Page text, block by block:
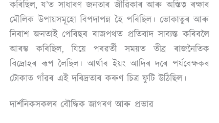
কৰিছিল, য’ত সাধাৰণ জনতাৰ জীৱিকাৰ আৰু অস্তিত্ব ৰক্ষাৰ
মৌলিক উপায়সমূহো বিপদাপন্ন হৈ পৰিছিল। ভোকাতুৰ আৰু
নিৰাশ জনতাই পেৰিছৰ ৰাজপথত প্ৰতিবাদ সাব্যস্ত কৰিবলৈ
আৰম্ভ কৰিছিল, যিয়ে পৰৱৰ্তী সময়ত তীব্ৰ ৰাজনৈতিক
বিদ্ৰোহৰ ৰূপ লৈছিল। আৰ্থাৰ ইয়ং আদিৰ দৰে পৰ্যবেক্ষকৰ
টোকাত গাঁৱৰ এই দৰিদ্ৰতাৰ কৰুণ চিত্ৰ ফুটি উঠিছিল।
দাৰ্শনিকসকলৰ বৌদ্ধিক জাগৰণ আৰু প্ৰভাৱ